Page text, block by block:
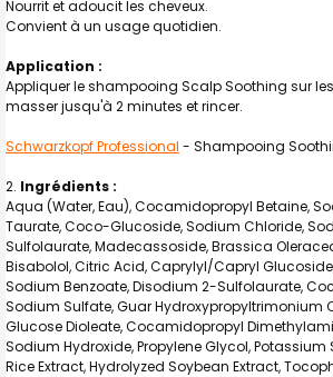
Nourrit et adoucit les cheveux.
Convient à un usage quotidien.
Application :
Appliquer le shampooing Scalp Soothing sur
masser jusqu'à 2 minutes et rincer.
Schwarzkopf Professional - Shampooing
Ingrédients :
Aqua (Water, Eau), Cocamidopropyl Betaine,
Taurate, Coco-Glucoside, Sodium Chloride,
Sulfolaurate, Madecassoside, Brassica
Bisabolol, Citric Acid, Caprylyl/Capryl
Sodium Benzoate, Disodium 2-Sulfolaurate,
Sodium Sulfate, Guar Hydroxypropyltrimonium
Glucose Dioleate, Cocamidopropyl
Sodium Hydroxide, Propylene Glycol, Potassium
Rice Extract, Hydrolyzed Soybean Extract,